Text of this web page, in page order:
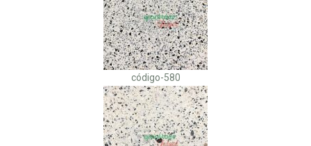
código-580